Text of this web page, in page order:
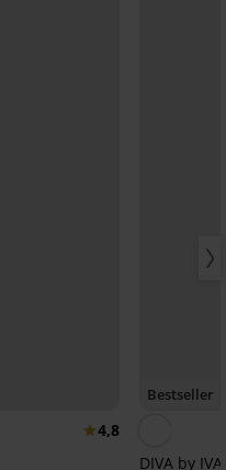
4,8
Bestseller
DIVA by